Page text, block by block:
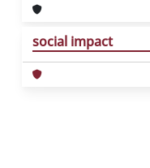
social impact